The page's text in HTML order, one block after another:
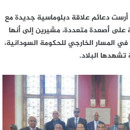
أرست دعائم علاقة دبلوماسية جديدة مع
على أصعدة متعددة، مشيرين إلى أنها
المسار الخارجي للحكومة السودانية،
البلاد.